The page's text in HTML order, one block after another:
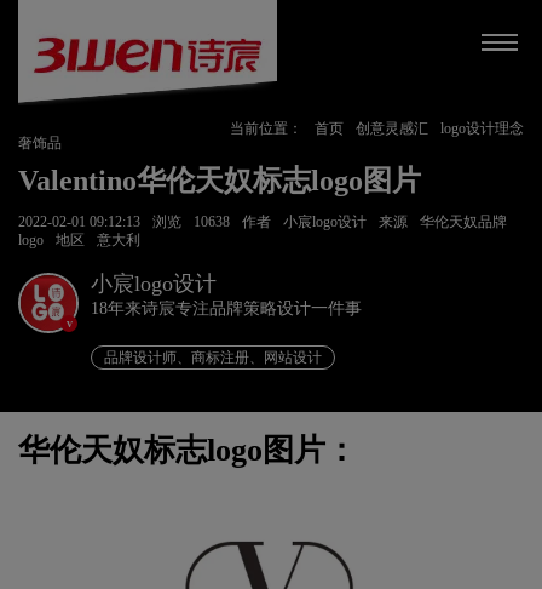
当前位置： 首页 创意灵感汇
logo设计理念
奢饰品
Valentino华伦天奴标志logo图片
2022-02-01 09:12:13 浏览 10638 作者 小宸logo设计 来源
华伦天奴品牌
logo
地区 意大利
v
小宸logo设计
18年来诗宸专注品牌策略设计一件事
品牌设计师、商标注册、网站设计
华伦天奴标志logo图片：